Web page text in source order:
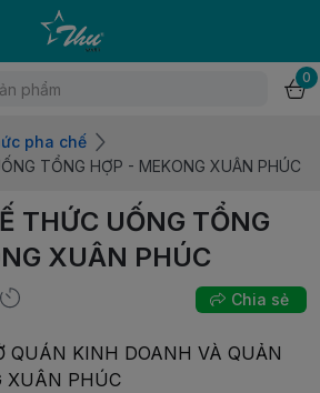
0
pha chế
TỔNG HỢP - MEKONG XUÂN PHÚC
THỨC UỐNG TỔNG
XUÂN PHÚC
Chia sẻ
QUÁN KINH DOANH VÀ QUẢN
XUÂN PHÚC